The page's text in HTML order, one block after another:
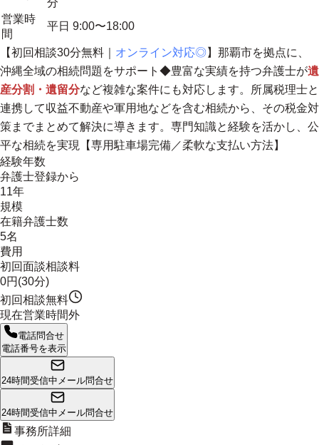
分
営業時
間
平日 9:00〜18:00
【初回相談30分無料｜ オンライン対応◎】 那覇市を拠点に、
沖縄全域の相続問題をサポート ◆豊富な実績を持つ弁護士が遺
産分割・遺留分など複雑な案件にも対応します。所属税理士と
連携して収益不動産や軍用地などを含む相続から、その税金対
策までまとめて解決に導きます。専門知識と経験を活かし、公
平な相続を実現【専用駐車場完備／柔軟な支払い方法】
経験年数
弁護士登録から
11年
規模
在籍弁護士数
5名
費用
初回面談相談料
0円(30分)
初回相談無料
現在営業時間外
電話問合せ
電話番号を表示
24時間受信中 メール問合せ
24時間受信中 メール問合せ
事務所詳細